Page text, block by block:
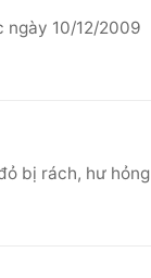
ngày 10/12/2009
bị rách, hư hỏng